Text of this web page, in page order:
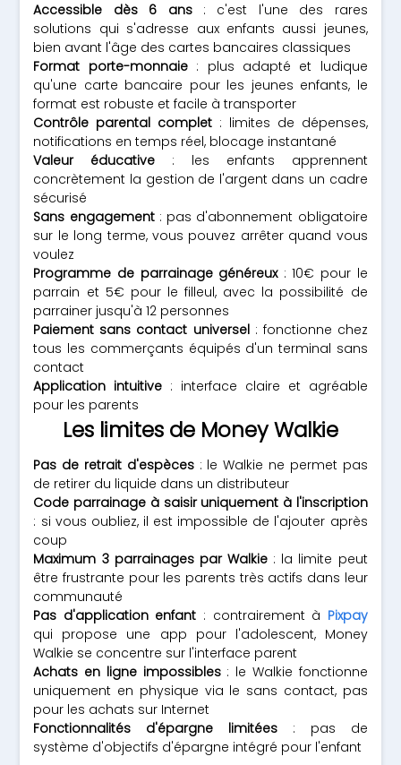
Accessible dès 6 ans: c'est l'une des rares
solutions qui s'adresse aux enfants aussi jeunes,
bien avant l'âge des cartes bancaires classiques
Format porte-monnaie: plus adapté et ludique
qu'une carte bancaire pour les jeunes enfants, le
format est robuste et facile à transporter
Contrôle parental complet : limites de dépenses,
notifications en temps réel, blocage instantané
Valeur éducative : les enfants apprennent
concrètement la gestion de l'argent dans un cadre
sécurisé
Sans engagement: pas d'abonnement obligatoire
sur le long terme, vous pouvez arrêter quand vous
voulez
Programme de parrainage généreux: 10€ pour le
parrain et 5€ pour le filleul, avec la possibilité de
parrainer jusqu'à 12 personnes
Paiement sans contact universel: fonctionne chez
tous les commerçants équipés d'un terminal sans
contact
Application intuitive : interface claire et agréable
pour les parents
Les limites de Money Walkie
Pas de retrait d'espèces: le Walkie ne permet pas
de retirer du liquide dans un distributeur
Code parrainage à saisir uniquement à l'inscription
: si vous oubliez, il est impossible de l'ajouter après
coup
Maximum 3 parrainages par Walkie : la limite peut
être frustrante pour les parents très actifs dans leur
communauté
Pas d'application enfant : contrairement à Pixpay
qui propose une app pour l'adolescent, Money
Walkie se concentre sur l'interface parent
Achats en ligne impossibles: le Walkie fonctionne
uniquement en physique via le sans contact, pas
pour les achats sur Internet
Fonctionnalités d'épargne limitées : pas de
système d'objectifs d'épargne intégré pour l'enfant